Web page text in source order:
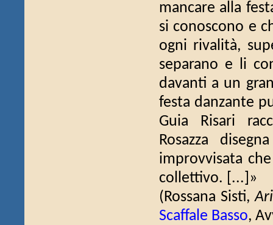
mancare alla
si conoscono e
ogni rivalità,
separano e li
davanti a un
festa danzante
Guia Risari
Rosazza
improvvisata
collettivo. [...]»
(Rossana Sisti,
Scaffale Basso,